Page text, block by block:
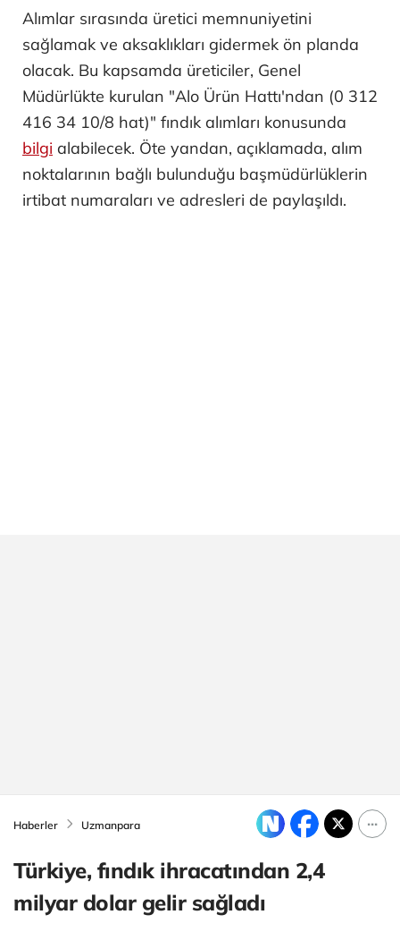
Alımlar sırasında üretici memnuniyetini
sağlamak ve aksaklıkları gidermek ön planda
olacak. Bu kapsamda üreticiler, Genel
Müdürlükte kurulan "Alo Ürün Hattı'ndan (0 312
416 34 10/8 hat)" fındık alımları konusunda
bilgi alabilecek. Öte yandan, açıklamada, alım
noktalarının bağlı bulunduğu başmüdürlüklerin
irtibat numaraları ve adresleri de paylaşıldı.
Haberler Uzmanpara
Türkiye, fındık ihracatından 2,4
milyar dolar gelir sağladı